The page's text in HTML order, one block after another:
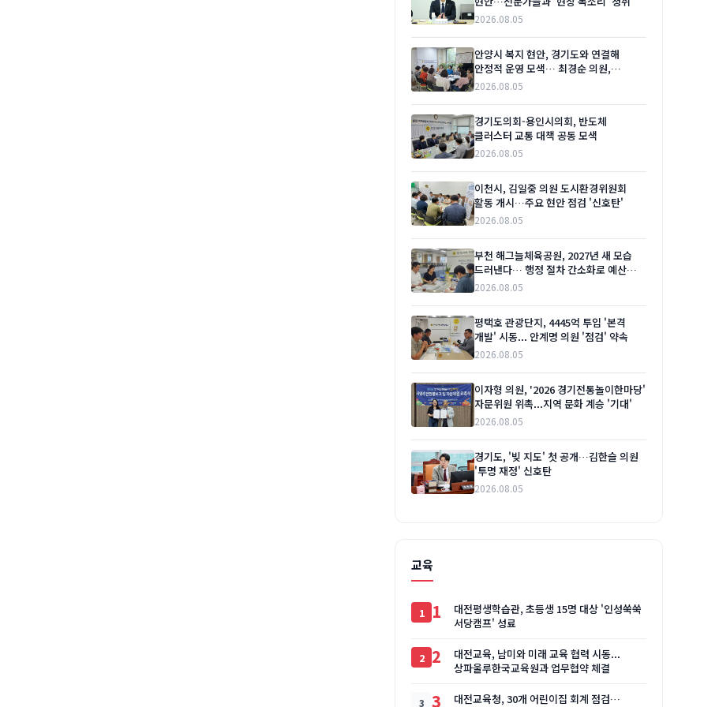
2026.08.05
안양시 복지 현안, 경기도와 연결해
안정적 운영 모색… 최경순 의원,
관계자들과 머리 맞대
2026.08.05
경기도의회-용인시의회, 반도체
클러스터 교통 대책 공동 모색
2026.08.05
이천시, 김일중 의원 도시환경위원회
활동 개시…주요 현안 점검 '신호탄'
2026.08.05
부천 해그늘체육공원, 2027년 새 모습
드러낸다… 행정 절차 간소화로 예산
절감 '청신호'
2026.08.05
평택호 관광단지, 4445억 투입 '본격
개발' 시동... 안계명 의원 '점검' 약속
2026.08.05
이자형 의원, '2026 경기전통놀이한마당'
자문위원 위촉...지역 문화 계승 '기대'
2026.08.05
경기도, '빚 지도' 첫 공개…김한슬 의원
'투명 재정' 신호탄
2026.08.05
교육
1
대전평생학습관, 초등생 15명 대상 '인성쑥쑥
서당캠프' 성료
2
대전교육, 남미와 미래 교육 협력 시동...
상파울루한국교육원과 업무협약 체결
3
대전교육청, 30개 어린이집 회계 점검…